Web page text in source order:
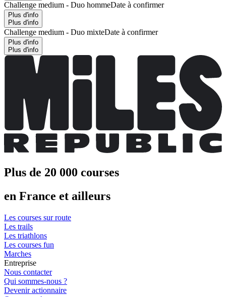
Challenge medium - Duo hommeDate à confirmer
Plus d'info
Plus d'info
Challenge medium - Duo mixteDate à confirmer
Plus d'info
Plus d'info
Plus de 20 000 courses
en France et ailleurs
Les courses sur route
Les trails
Les triathlons
Les courses fun
Marches
Entreprise
Nous contacter
Qui sommes-nous ?
Devenir actionnaire